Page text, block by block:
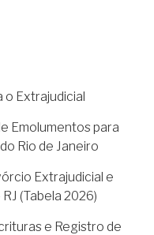
o Extrajudicial
Emolumentos para
Rio de Janeiro
Extrajudicial e
(Tabela 2026)
e Registro de